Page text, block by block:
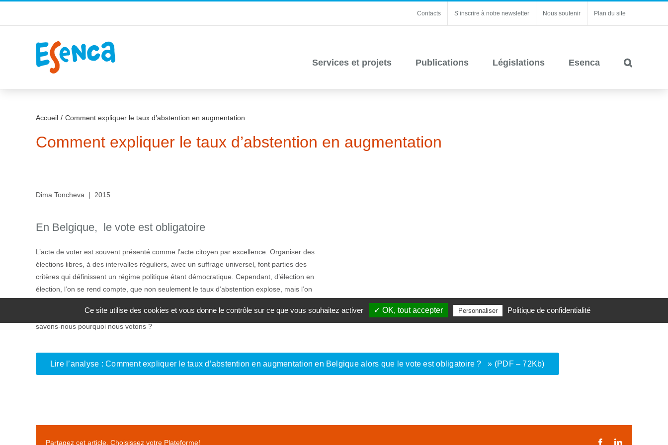
Contacts S’inscrire à notre newsletter Nous soutenir Plan du site
Services et projets Publications Législations Esenca
Comment expliquer le taux d’abstention en augmentation
Accueil Comment expliquer le taux d’abstention en augmentation
Dima Toncheva | 2015
En Belgique, le vote est obligatoire
L’acte de voter est souvent présenté comme l’acte citoyen par excellence. Organiser des
élections libres, à des intervalles réguliers, avec un suffrage universel, font parties des
critères qui définissent un régime politique étant démocratique. Cependant, d’élection en
élection, l’on se rend compte, que non seulement le taux d’abstention explose, mais l’on
protestation ou sont-ils simplement le résultat d’une indécision quant au choix? Ou encore
savons-nous pourquoi nous votons ?
Lire l’analyse :Comment expliquer le taux d’abstention en augmentation en Belgique alors que le vote est obligatoire ? » (PDF – 72Kb)
Partagez cet article, Choisissez votre Plateforme! FacebookLinkedIn
Ce site utilise des cookies et vous donne le contrôle sur ce que vous souhaitez activer ✓ OK, tout accepter Personnaliser Politique de confidentialité